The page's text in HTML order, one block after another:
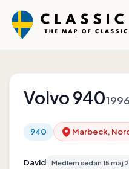
Volvo 9401996
940 Marbeck,
David Medlem sedan 15 maj